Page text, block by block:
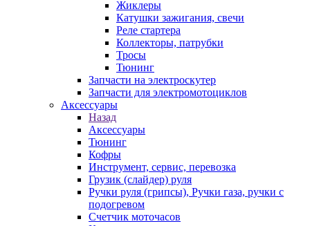
Жиклеры
Катушки зажигания, свечи
Реле стартера
Коллекторы, патрубки
Тросы
Тюнинг
Запчасти на электроскутер
Запчасти для электромотоциклов
Аксессуары
Назад
Аксессуары
Тюнинг
Кофры
Инструмент, сервис, перевозка
Грузик (слайдер) руля
Ручки руля (грипсы), Ручки газа, ручки с
подогревом
Счетчик моточасов